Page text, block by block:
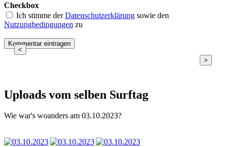
Checkbox
Ich stimme derDatenschutzerklärung sowie den
Nutzungbedingungen zu
<
>
Uploads vom selben Surftag
Wie war's woanders am 03.10.2023?